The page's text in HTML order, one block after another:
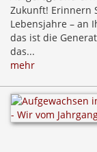
Zukunft! Erinnern
Lebensjahre – an
das ist die
das...
mehr